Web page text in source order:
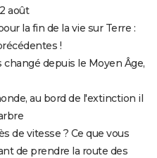
août
la fin de la vie sur Terre :
!
depuis le Moyen Âge,
au bord de l'extinction il
de vitesse ? Ce que vous
de prendre la route des